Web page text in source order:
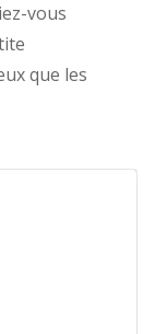
vous
que les